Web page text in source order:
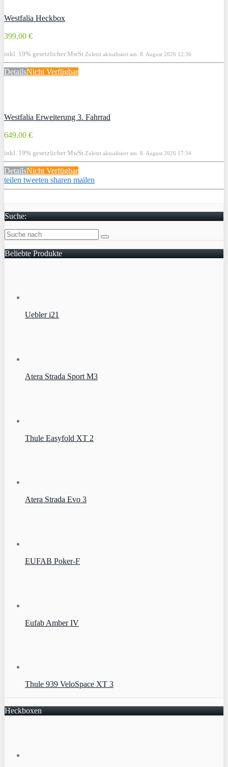
Westfalia Heckbox
399,00 €
inkl. 19% gesetzlicher MwSt. Zuletzt aktualisiert am: 8. August 2026 12:36
DetailsNicht Verfügbar
Westfalia Erweiterung 3. Fahrrad
649,00 €
inkl. 19% gesetzlicher MwSt. Zuletzt aktualisiert am: 8. August 2026 17:34
DetailsNicht Verfügbar
teilen tweeten sharen mailen
Suche:
Beliebte Produkte
Uebler i21
Atera Strada Sport M3
Thule Easyfold XT 2
Atera Strada Evo 3
EUFAB Poker-F
Eufab Amber IV
Thule 939 VeloSpace XT 3
Heckboxen